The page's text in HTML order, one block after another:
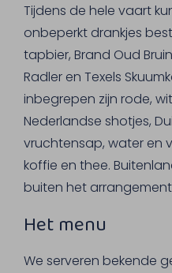
Tijdens de hele vaart
onbeperkt drankjes
tapbier, Brand Oud
Radler en Texels
inbegrepen zijn rode,
Nederlandse shotjes,
vruchtensap, water en
koffie en thee.
buiten het
Het menu
We serveren bekende